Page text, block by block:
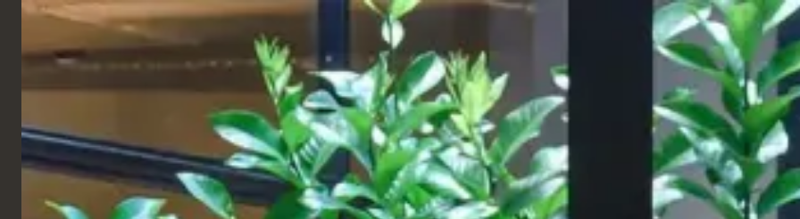
FRANÇAIS
Produits Notre travail A propos de
CHAINES
Five Guys
Milan, Italie